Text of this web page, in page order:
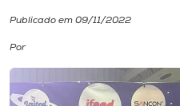
Cultura
CPA
Publicado em 09/11/2022
Por